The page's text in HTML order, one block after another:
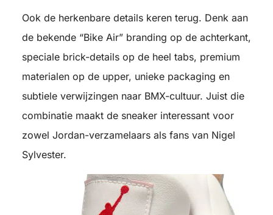
Ook de herkenbare details keren terug. Denk aan
de bekende “Bike Air” branding op de achterkant,
speciale brick-details op de heel tabs, premium
materialen op de upper, unieke packaging en
subtiele verwijzingen naar BMX-cultuur. Juist die
combinatie maakt de sneaker interessant voor
zowel Jordan-verzamelaars als fans van Nigel
Sylvester.